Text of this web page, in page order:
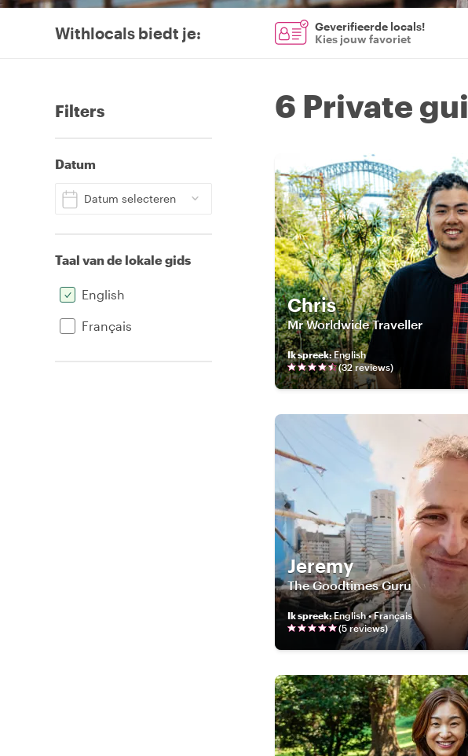
Withlocals biedt je:
Geverifieerde locals!
Kies jouw favoriet
Filters
Datum
Datum selecteren
Taal van de lokale gids
English
Français
6 Private
Chris
Mr Worldwide Traveller
Ik spreek: English
(32reviews)
Jeremy
The Goodtimes Guru
Ik spreek:English • Français
(5reviews)